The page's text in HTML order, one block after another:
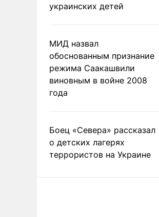
украинских детей
МИД назвал
обоснованным признание
режима Саакашвили
виновным в войне 2008
года
Боец «Севера» рассказал
о детских лагерях
террористов на Украине